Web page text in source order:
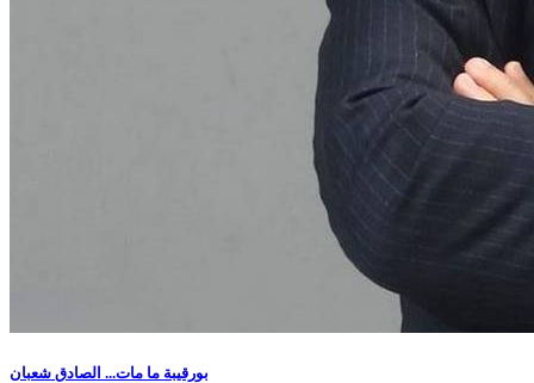
بورقيبة ما مات... الصادق شعبان